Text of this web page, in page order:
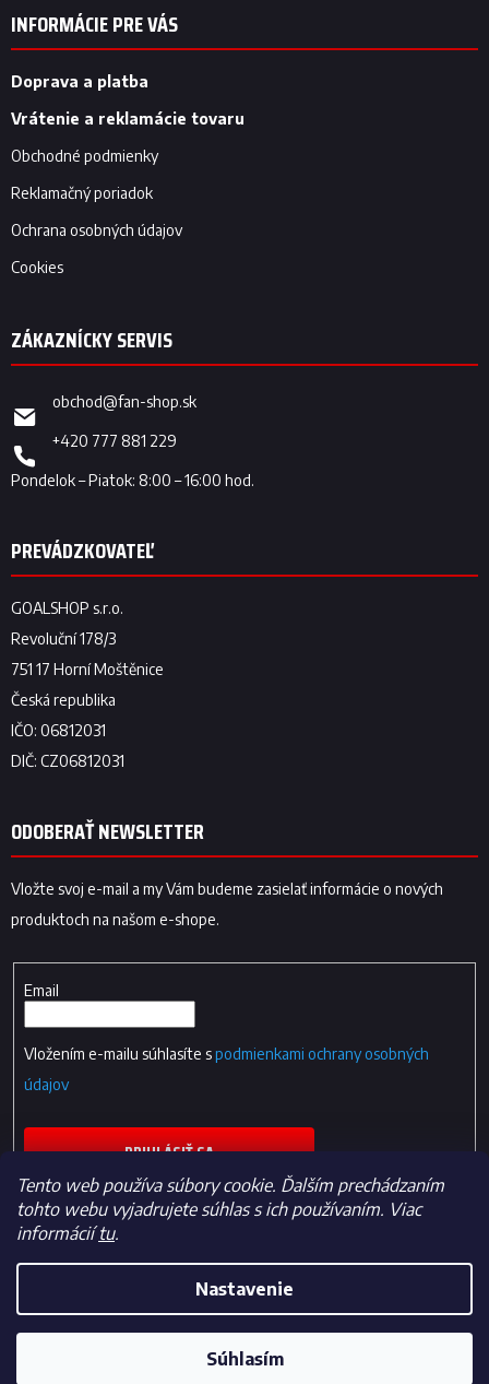
Tento web používa súbory cookie. Ďalším prechádzaním
tohto webu vyjadrujete súhlas s ich používaním. Viac
informáciítu.
Nastavenie
Súhlasím
INFORMÁCIE PRE VÁS
Doprava a platba
Vrátenie a reklamácie tovaru
Obchodné podmienky
Reklamačný poriadok
Ochrana osobných údajov
Cookies
obchod@fan-shop.sk
+420 777 881 229
ODOBERAŤ NEWSLETTER
Vložte svoj e-mail a my Vám budeme zasielať informácie o nových
produktoch na našom e-shope.
Email
Vložením e-mailu súhlasíte spodmienkami ochrany osobných
údajov
PRIHLÁSIŤ SA
Vytvoril Shoptet
Fan-shop.sk. Všetky práva vyhradené.